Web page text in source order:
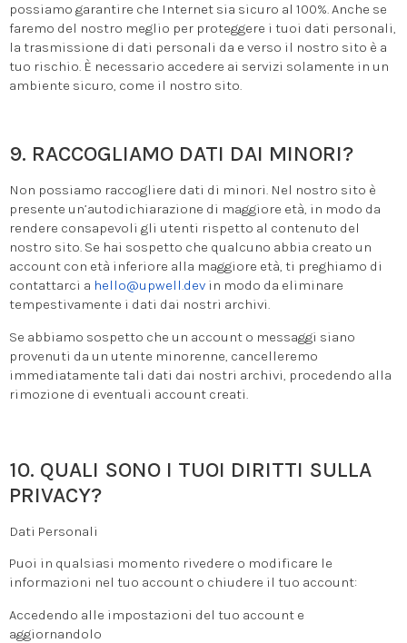
possiamo garantire che Internet sia sicuro al 100%. Anche se
faremo del nostro meglio per proteggere i tuoi dati personali,
la trasmissione di dati personali da e verso il nostro sito è a
tuo rischio. È necessario accedere ai servizi solamente in un
ambiente sicuro, come il nostro sito.
9. RACCOGLIAMO DATI DAI MINORI?
Non possiamo raccogliere dati di minori. Nel nostro sito è
presente un’autodichiarazione di maggiore età, in modo da
rendere consapevoli gli utenti rispetto al contenuto del
nostro sito. Se hai sospetto che qualcuno abbia creato un
account con età inferiore alla maggiore età, ti preghiamo di
contattarci a hello@upwell.dev in modo da eliminare
tempestivamente i dati dai nostri archivi.
Se abbiamo sospetto che un account o messaggi siano
provenuti da un utente minorenne, cancelleremo
immediatamente tali dati dai nostri archivi, procedendo alla
rimozione di eventuali account creati.
10. QUALI SONO I TUOI DIRITTI SULLA
PRIVACY?
Dati Personali
Puoi in qualsiasi momento rivedere o modificare le
informazioni nel tuo account o chiudere il tuo account:
Accedendo alle impostazioni del tuo account e
aggiornandolo